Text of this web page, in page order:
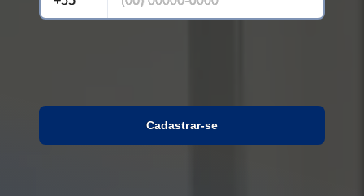
Cadastrar-se